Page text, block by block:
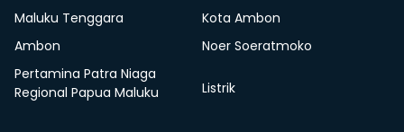
Maluku Tenggara
Kota Ambon
Ambon
Noer Soeratmoko
Pertamina Patra Niaga
Regional Papua Maluku
Listrik